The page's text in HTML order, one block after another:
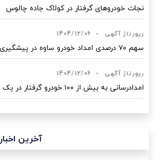
نجات خودروهای گرفتار در کولاک جاده چالوس
رپورتاژ آگهی •
1404/12/06
سهم ۷۰ درصدی امداد خودرو ساوه در پیشگیری از حوادث جاده‌ای
رپورتاژ آگهی •
1404/12/06
امدادرسانی به بیش از ۱۰۰ خودرو گرفتار در یک هفته اخیر در اهواز
آخرین اخبار